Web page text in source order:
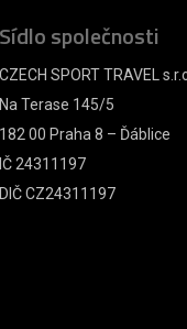
Sídlo společnosti
CZECH SPORT TRAVEL
Na Terase 145/5
182 00 Praha 8 – Ďáblice
IČ 24311197
DIČ CZ24311197